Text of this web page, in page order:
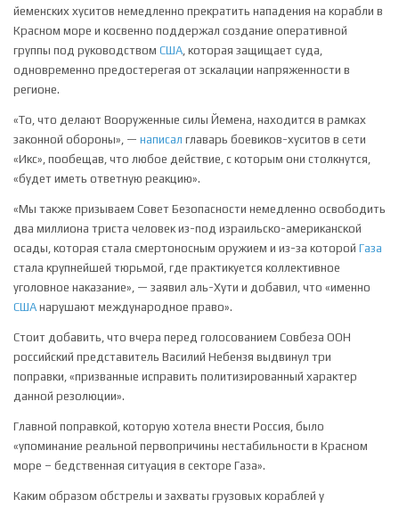
йеменских хуситов немедленно прекратить нападения на корабли в
Красном море и косвенно поддержал создание оперативной
группы под руководством США, которая защищает суда,
одновременно предостерегая от эскалации напряженности в
регионе.
«То, что делают Вооруженные силы Йемена, находится в рамках
законной обороны», — написал главарь боевиков-хуситов в сети
«Икс», пообещав, что любое действие, с которым они столкнутся,
«будет иметь ответную реакцию».
«Мы также призываем Совет Безопасности немедленно освободить
два миллиона триста человек из-под израильско-американской
осады, которая стала смертоносным оружием и из-за которой Газа
стала крупнейшей тюрьмой, где практикуется коллективное
уголовное наказание», — заявил аль-Хути и добавил, что «именно
США нарушают международное право».
Стоит добавить, что вчера перед голосованием Совбеза ООН
российский представитель Василий Небензя выдвинул три
поправки, «призванные исправить политизированный характер
данной резолюции».
Главной поправкой, которую хотела внести Россия, было
«упоминание реальной первопричины нестабильности в Красном
море – бедственная ситуация в секторе Газа».
Каким образом обстрелы и захваты грузовых кораблей у